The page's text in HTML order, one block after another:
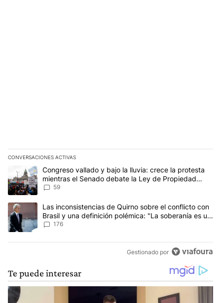
CONVERSACIONES ACTIVAS
Este listado muestra los artículos con más comentarios en los
Un artículo de tendencia con el título "Congreso vallado y bajo
Congreso vallado y bajo la lluvia: crece la protesta
mientras el Senado debate la Ley de Propiedad
Privada
59
Un artículo de tendencia con el título "Las inconsistencias de
Las inconsistencias de Quirno sobre el conflicto con
Brasil y una definición polémica: "La soberanía es un
concepto antiguo"
176
Gestionado por